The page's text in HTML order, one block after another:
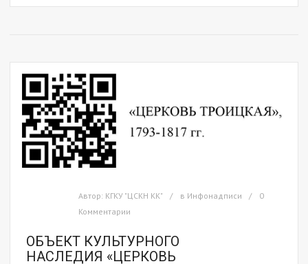
Автор: КГКУ "ЦСКН КК" в Инфонадписи
0
Комментарии
ОБЪЕКТ КУЛЬТУРНОГО
НАСЛЕДИЯ «ЦЕРКОВЬ